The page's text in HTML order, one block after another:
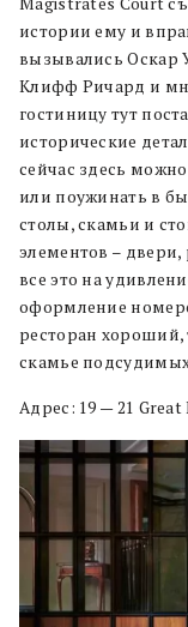
истории ему и
вызывались Оскар
Клифф Ричард и
гостиницу тут
исторические
сейчас здесь
или поужинать в
столы, скамьи и
элементов –
все это на
оформление
ресторан хороший,
скамье
Адрес: 19 — 21